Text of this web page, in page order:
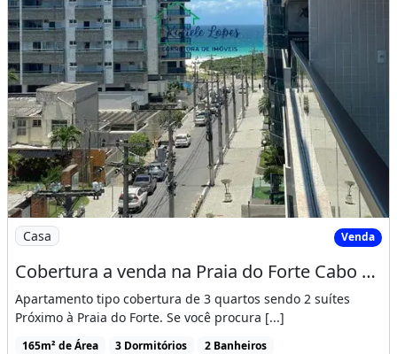
Imagem: Cobertura a venda na Praia do Forte Cabo
Casa Venda
Cobertura a venda na Praia do Forte Cabo Frio / 3 quartos na quadra da Praia
Apartamento tipo cobertura de 3 quartos sendo 2 suítes
Próximo à Praia do Forte. Se você procura [...]
165m² de Área 3 Dormitórios 2 Banheiros